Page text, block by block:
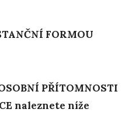
FORMOU
PŘÍTOMNOSTI
naleznete níže